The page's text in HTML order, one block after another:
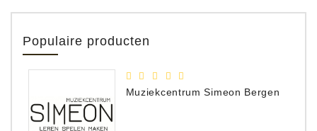
Populaire producten
Muziekcentrum Simeon Bergen